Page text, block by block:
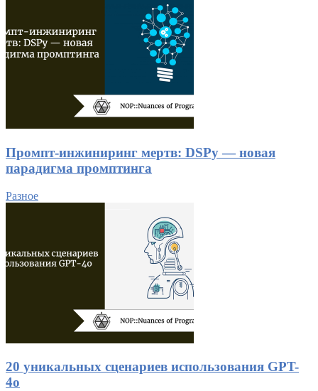
Промпт-инжиниринг мертв: DSPy — новая
парадигма промптинга
Разное
20 уникальных сценариев использования GPT-
4o